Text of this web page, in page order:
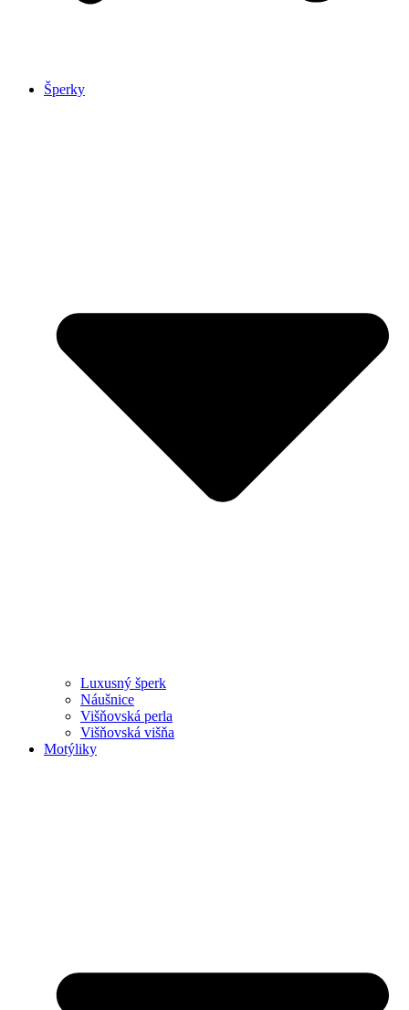
Šperky
Luxusný šperk
Náušnice
Višňovská perla
Višňovská višňa
Motýliky